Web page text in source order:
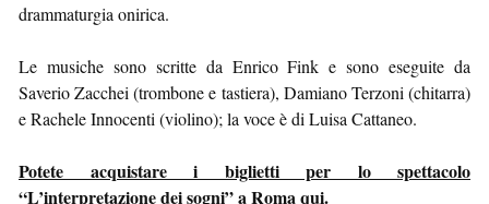
drammaturgia onirica.
Le musiche sono scritte da Enrico Fink e sono eseguite da
Saverio Zacchei (trombone e tastiera), Damiano Terzoni (chitarra)
e Rachele Innocenti (violino); la voce è di Luisa Cattaneo.
Potete acquistare i biglietti per lo spettacolo
“L’interpretazione dei sogni” a Roma qui.